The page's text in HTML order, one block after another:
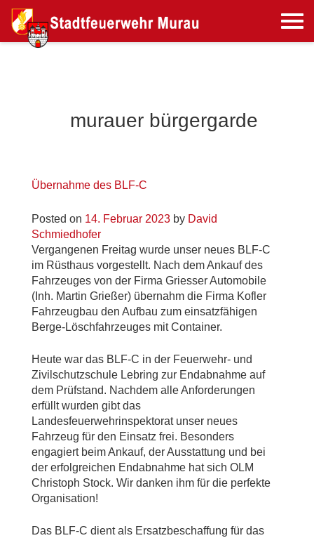
murauer bürgergarde
Übernahme des BLF-C
Posted on 14. Februar 2023 by David
Schmiedhofer
Vergangenen Freitag wurde unser neues BLF-C
im Rüsthaus vorgestellt. Nach dem Ankauf des
Fahrzeuges von der Firma Griesser Automobile
(Inh. Martin Grießer) übernahm die Firma Kofler
Fahrzeugbau den Aufbau zum einsatzfähigen
Berge-Löschfahrzeuges mit Container.
Heute war das BLF-C in der Feuerwehr- und
Zivilschutzschule Lebring zur Endabnahme auf
dem Prüfstand. Nachdem alle Anforderungen
erfüllt wurden gibt das
Landesfeuerwehrinspektorat unser neues
Fahrzeug für den Einsatz frei. Besonders
engagiert beim Ankauf, der Ausstattung und bei
der erfolgreichen Endabnahme hat sich OLM
Christoph Stock. Wir danken ihm für die perfekte
Organisation!
Das BLF-C dient als Ersatzbeschaffung für das